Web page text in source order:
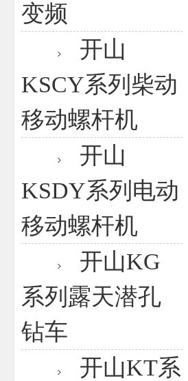
变频
开山
KSCY系列柴动
移动螺杆机
开山
KSDY系列电动
移动螺杆机
开山KG
系列露天潜孔
钻车
开山KT系